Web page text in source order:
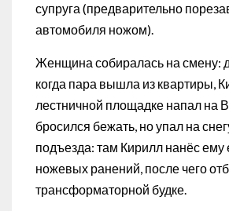
супруга (предварительно
автомобиля ножом).
Женщина собиралась на смену:
когда пара вышла из квартиры,
лестничной площадке напал на
бросился бежать, но упал на
подъезда: там Кирилл нанёс ему
ножевых ранений, после чего
трансформаторной будке.